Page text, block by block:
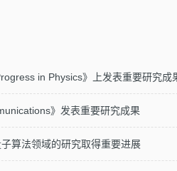
in Physics》上发表重要研究成
》发表重要研究成果
算法领域的研究取得重要进展